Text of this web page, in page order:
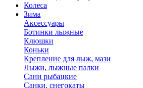
Колеса
Зима
Аксессуары
Ботинки лыжные
Клюшки
Коньки
Крепление для лыж, мази
Лыжи, лыжные палки
Сани рыбацкие
Санки, снегокаты